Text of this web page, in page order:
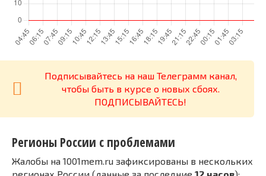
Подписывайтесь на наш Телеграмм канал,
чтобы быть в курсе о новых сбоях.
ПОДПИСЫВАЙТЕСЬ!
Регионы России с проблемами
Жалобы на 1001mem.ru зафиксированы в нескольких